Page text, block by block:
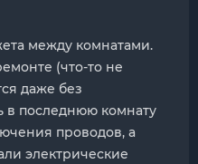
между комнатами.
(что-то не
даже без
в последнюю комнату
проводов, а
электрические